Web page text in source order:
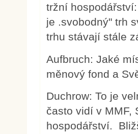
tržní
je .svobodný" trh
trhu stávají stále
Aufbruch: Jaké
měnový fond a
Duchrow: To je
často vidí v MMF,
hospodářství.